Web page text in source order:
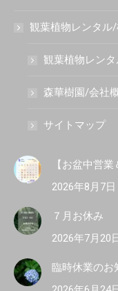
観葉植物レンタル
観葉植物レン
森華樹園/会社
サイトマップ
【お盆中営
2026年8月7日
７月お休み
2026年7月20
臨時休業のお